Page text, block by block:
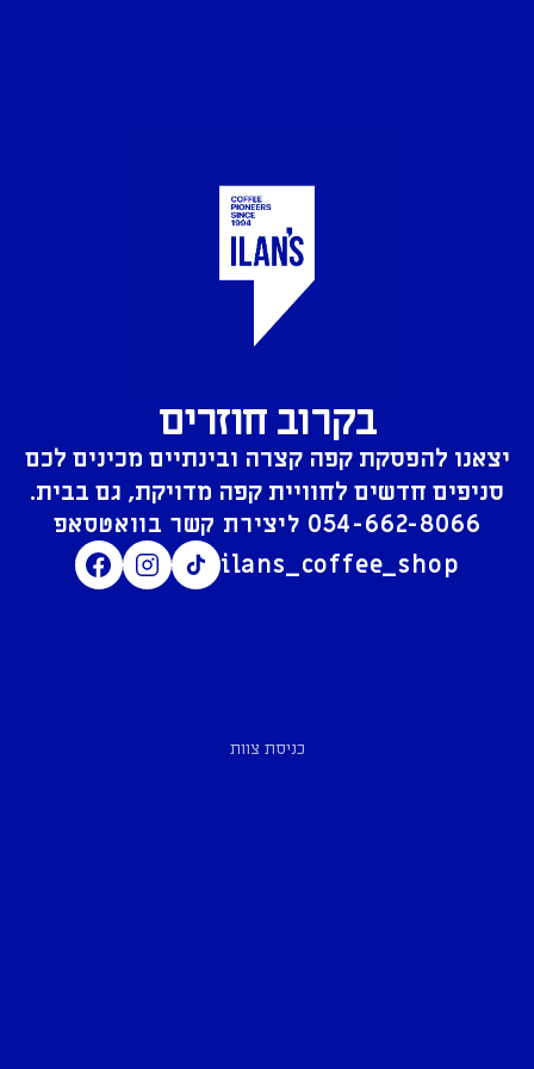
בקרוב חוזרים
יצאנו להפסקת קפה קצרה ובינתיים מכינים לכם
סניפים חדשים לחוויית קפה מדויקת, גם בבית.
054-662-8066
ilans_coffee_shop
כניסת צוות